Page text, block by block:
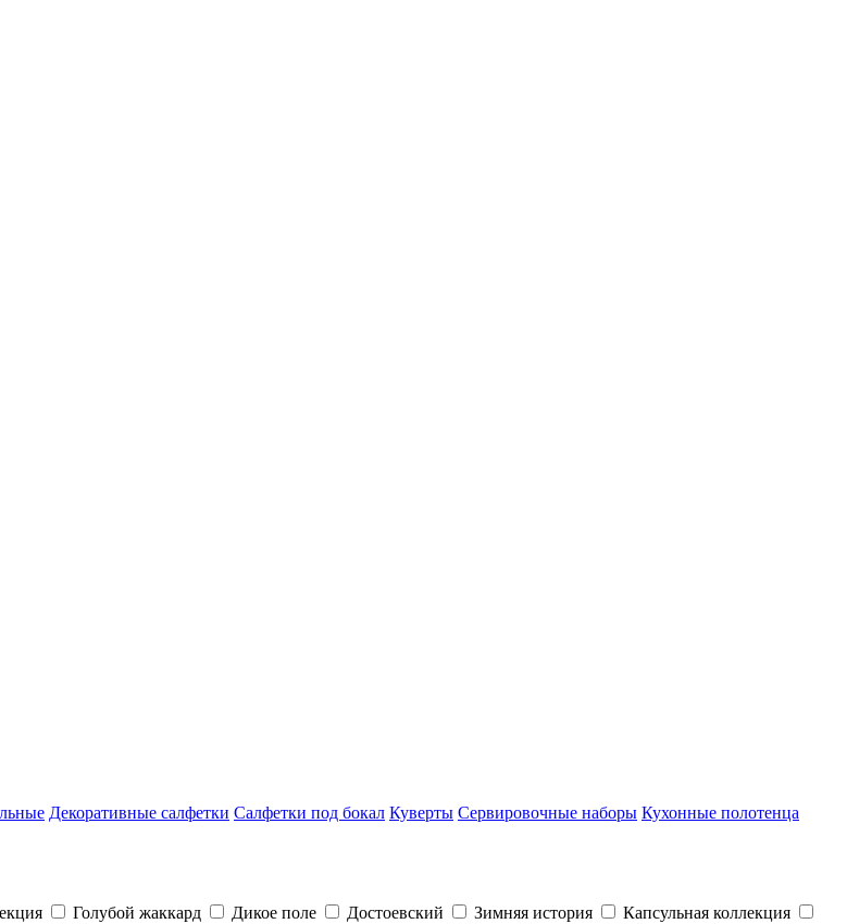
Декоративные салфетки Салфетки под бокал Куверты Сервировочные наборы Кухонные полотенца
Голубой жаккард Дикое поле Достоевский Зимняя история
Капсульная коллекция